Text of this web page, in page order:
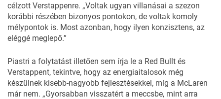
célzott Verstappenre. „Voltak ugyan villanásai a szezon
korábbi részében bizonyos pontokon, de voltak komoly
mélypontok is. Most azonban, hogy ilyen konzisztens, az
eléggé meglepő.”
Piastri a folytatást illetően sem írja le a Red Bullt és
Verstappent, tekintve, hogy az energiaitalosok még
készülnek kisebb-nagyobb fejlesztésekkel, míg a McLaren
már nem. „Gyorsabban visszatért a meccsbe, mint arra